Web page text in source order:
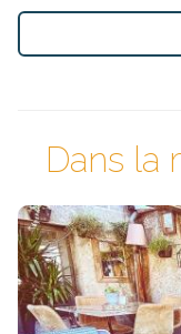
Dans la